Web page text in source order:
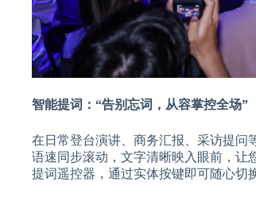
智能提词：“告别忘词，从容掌控全场”
在日常登台演讲、商务汇报、采访提问
语速同步滚动，文字清晰映入眼前，让
提词遥控器，通过实体按键即可随心切